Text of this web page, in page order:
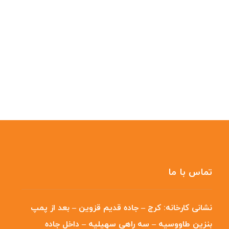
تماس با ما
نشانی کارخانه:کرج – جاده قدیم قزوین – بعد از پمپ
بنزین طاووسیه – سه راهی سهیلیه – داخل جاده